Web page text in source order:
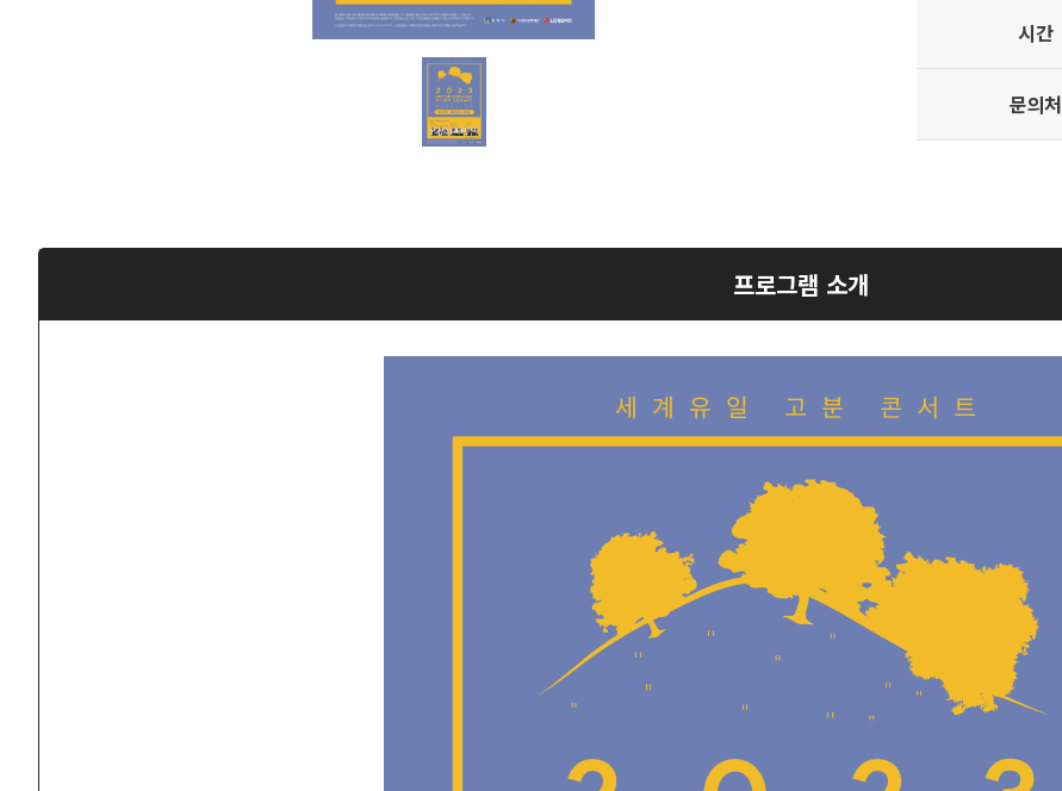
시간
문의처
프로그램 소개